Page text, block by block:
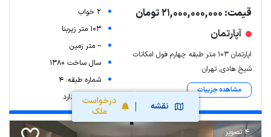
نقشه
درخواست
ملک
قیمت: 21,000,000,000 تومان
آپارتمان
اپارتمان ۱۰۳ متر طبقه چهارم فول امکانات
شیخ هادی, تهران
مشاهده جزییات
2 خواب
103 متر زیربنا
-- متر زمین
سال ساخت 1380
شماره طبقه: 4
آسانسور: دارد
4 تصویر